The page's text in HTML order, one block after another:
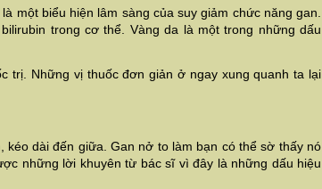
một biểu hiện lâm sàng của suy giảm chức năng gan.
trong cơ thể. Vàng da là một trong những dấu
trị. Những vị thuốc đơn giản ở ngay xung quanh ta lại
kéo dài đến giữa. Gan nở to làm bạn có thể sờ thấy nó
những lời khuyên từ bác sĩ vì đây là những dấu hiệu